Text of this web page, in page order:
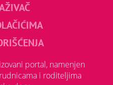
portal, namenjen
i roditeljima